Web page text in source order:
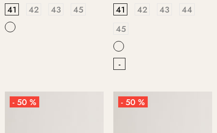
41
42 43 45
41
42 43
44
45
-
- 50 % - 50 %